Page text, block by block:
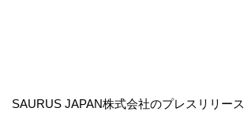
SAURUS JAPAN株式会社のプレスリリース